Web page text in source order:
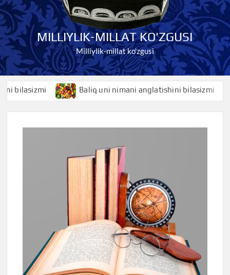
MILLIYLIK-MILLAT KO'ZGUSI
Milliylik-millat ko'zgusi
Baliq uni nimani anglatishini bilasizmi